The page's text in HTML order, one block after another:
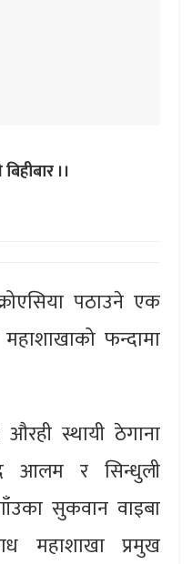
।।
पठाउने एक
फन्दामा
औरही स्थायी ठेगाना
आलम र सिन्धुली
सुकवान वाइबा
महाशाखा प्रमुख